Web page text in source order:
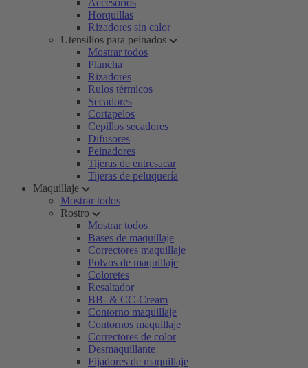
Accesorios
Horquillas
Rizadores sin calor
Utensilios para peinados
Mostrar todos
Plancha
Rizadores
Rulos térmicos
Secadores
Cortapelos
Cepillos secadores
Difusores
Peinadores
Tijeras de entresacar
Tijeras de peluquería
Maquillaje
Mostrar todos
Rostro
Mostrar todos
Bases de maquillaje
Correctores maquillaje
Polvos de maquillaje
Coloretes
Resaltador
BB- & CC-Cream
Contorno maquillaje
Contornos maquillaje
Correctores de color
Desmaquillante
Fijadores de maquillaje